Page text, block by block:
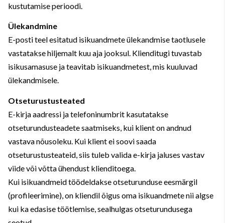
kustutamise perioodi.
Ülekandmine
E-posti teel esitatud isikuandmete ülekandmise taotlusele
vastatakse hiljemalt kuu aja jooksul. Klienditugi tuvastab
isikusamasuse ja teavitab isikuandmetest, mis kuuluvad
ülekandmisele.
Otseturustusteated
E-kirja aadressi ja telefoninumbrit kasutatakse
otseturundusteadete saatmiseks, kui klient on andnud
vastava nõusoleku. Kui klient ei soovi saada
otseturustusteateid, siis tuleb valida e-kirja jaluses vastav
viide või võtta ühendust klienditoega.
Kui isikuandmeid töödeldakse otseturunduse eesmärgil
(profileerimine), on kliendil õigus oma isikuandmete nii algse
kui ka edasise töötlemise, sealhulgas otseturundusega